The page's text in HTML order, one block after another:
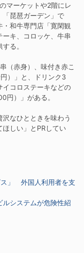
マーケットや2階にレ
「琵琶ガーデン」で
和牛専門店「寛閑観
ーキ、コロッケ、牛串
る。
（赤身）、味付き赤こ
）」と、ドリンク3
イコロステーキなどの
円）」がある。
なひとときを味わう
ほしい」とPRしてい
ス」 外国人利用者を支
システムが危険性紹